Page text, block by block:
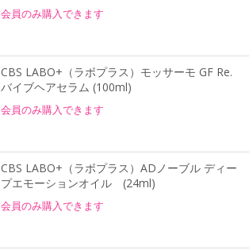
会員のみ購入できます
CBS LABO+（ラボプラス）モッサーモ GF Re.
バイブヘアセラム (100ml)
会員のみ購入できます
CBS LABO+（ラボプラス）ADノーブル ディー
プエモーションオイル (24ml)
会員のみ購入できます